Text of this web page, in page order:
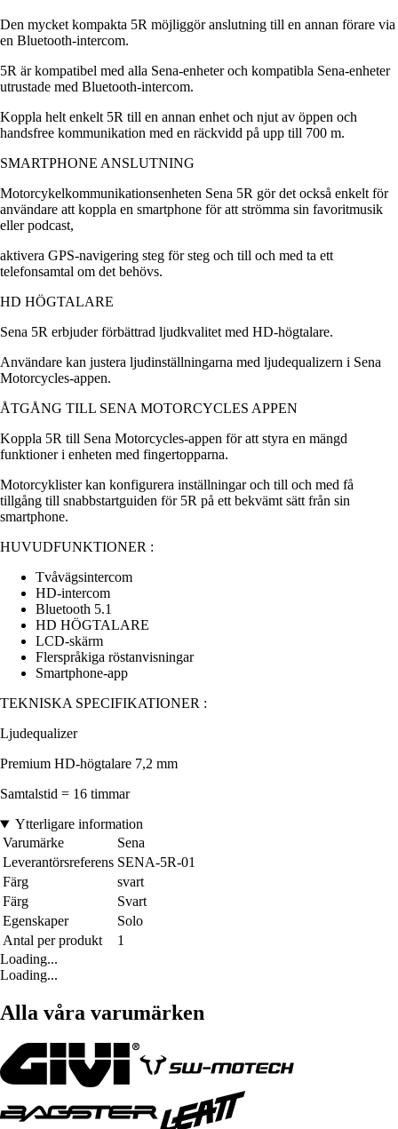
Den mycket kompakta 5R möjliggör anslutning till en annan förare via
en Bluetooth-intercom.
5R är kompatibel med alla Sena-enheter och kompatibla Sena-enheter
utrustade med Bluetooth-intercom.
Koppla helt enkelt 5R till en annan enhet och njut av öppen och
handsfree kommunikation med en räckvidd på upp till 700 m.
SMARTPHONE ANSLUTNING
Motorcykelkommunikationsenheten Sena 5R gör det också enkelt för
användare att koppla en smartphone för att strömma sin favoritmusik
eller podcast,
aktivera GPS-navigering steg för steg och till och med ta ett
telefonsamtal om det behövs.
HD HÖGTALARE
Sena 5R erbjuder förbättrad ljudkvalitet med HD-högtalare.
Användare kan justera ljudinställningarna med ljudequalizern i Sena
Motorcycles-appen.
ÅTGÅNG TILL SENA MOTORCYCLES APPEN
Koppla 5R till Sena Motorcycles-appen för att styra en mängd
funktioner i enheten med fingertopparna.
Motorcyklister kan konfigurera inställningar och till och med få
tillgång till snabbstartguiden för 5R på ett bekvämt sätt från sin
smartphone.
HUVUDFUNKTIONER :
Tvåvägsintercom
HD-intercom
Bluetooth 5.1
HD HÖGTALARE
LCD-skärm
Flerspråkiga röstanvisningar
Smartphone-app
TEKNISKA SPECIFIKATIONER :
Ljudequalizer
Premium HD-högtalare 7,2 mm
Samtalstid = 16 timmar
Ytterligare information
Varumärke
Sena
Leverantörsreferens SENA-5R-01
Färg
svart
Färg
Svart
Egenskaper
Solo
Antal per produkt
1
Loading...
Loading...
Alla våra varumärken